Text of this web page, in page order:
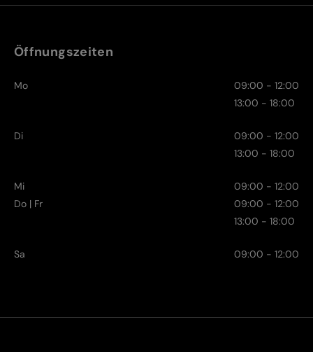
Öffnungszeiten
Mo
09:00 - 12:00
13:00 - 18:00
Di
09:00 - 12:00
13:00 - 18:00
Mi
09:00 - 12:00
Do | Fr
09:00 - 12:00
13:00 - 18:00
Sa 09:00 - 12:00